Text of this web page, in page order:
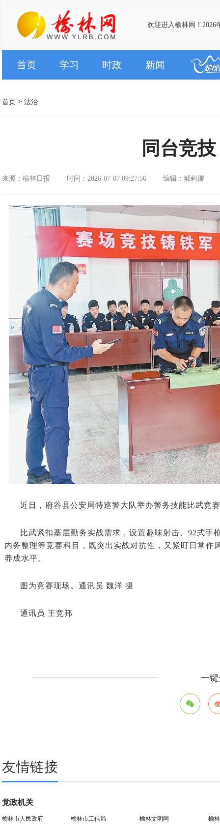
欢迎进入榆林网！2026
首页 学习 时政 新闻
首页 > 法治
同台竞
来源：榆林日报 时间：2026-07-07 09:27:56 编辑：郝莉娜
近日，府谷县公安局特巡警大队举办警务技能比武竞
比武紧扣基层勤务实战需求，设置趣味射击、92式
内务整理等竞赛科目，既突出实战对抗性，又紧盯日常
养成水平。
图为竞赛现场。通讯员 魏洋 摄
通讯员 王竞邦
一
友情链接
党政机关
榆林市人民政府 榆林市工信局 榆林文明网 榆